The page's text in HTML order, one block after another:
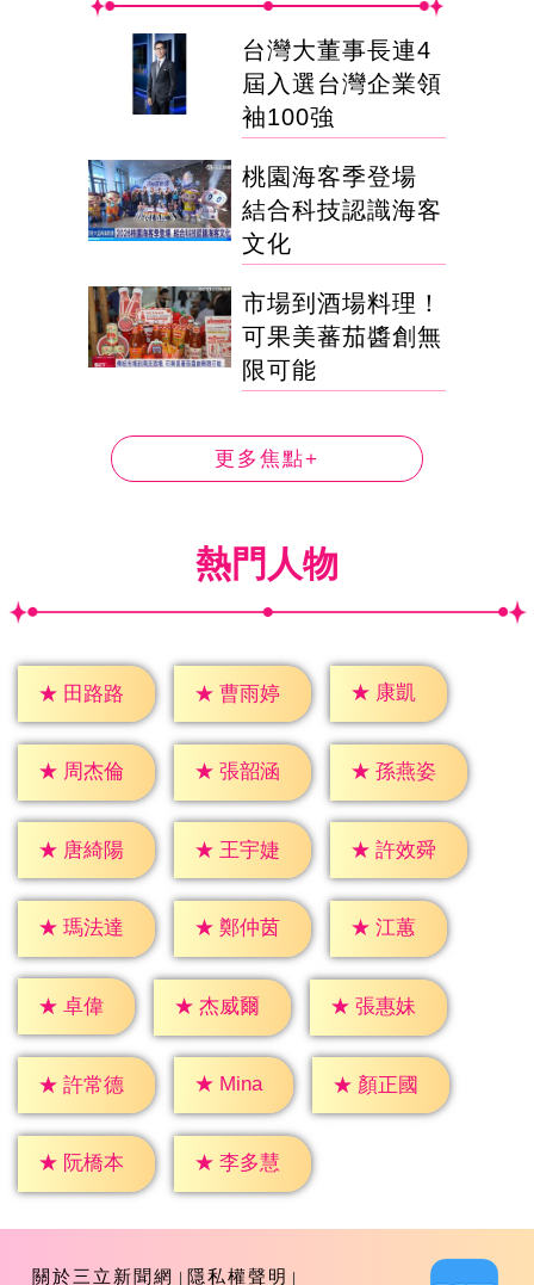
台灣大董事長連4
屆入選台灣企業領
袖100強
桃園海客季登場
結合科技認識海客
文化
市場到酒場料理！
可果美蕃茄醬創無
限可能
更多焦點+
熱門人物
★ 田路路 ★ 曹雨婷 ★ 康凱
★ 周杰倫 ★ 張韶涵 ★ 孫燕姿
★ 唐綺陽 ★ 王宇婕 ★ 許效舜
★ 瑪法達 ★ 鄭仲茵 ★ 江蕙
★ 卓偉 ★ 杰威爾 ★ 張惠妹
★ 許常德 ★ Mina ★ 顏正國
★ 阮橋本 ★ 李多慧
關於三立新聞網 隱私權聲明